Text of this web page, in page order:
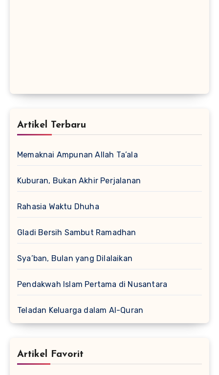
Artikel Terbaru
Memaknai Ampunan Allah Ta’ala
Kuburan, Bukan Akhir Perjalanan
Rahasia Waktu Dhuha
Gladi Bersih Sambut Ramadhan
Sya’ban, Bulan yang Dilalaikan
Pendakwah Islam Pertama di Nusantara
Teladan Keluarga dalam Al-Quran
Artikel Favorit